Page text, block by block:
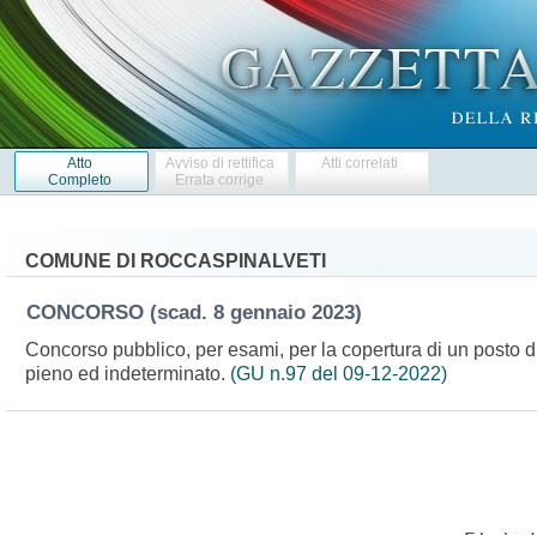
Atto
Completo
Avviso di rettifica
Errata corrige
Atti correlati
COMUNE DI ROCCASPINALVETI
CONCORSO (scad. 8 gennaio 2023)
Concorso pubblico, per esami, per la copertura di un posto
pieno ed indeterminato. (GU n.97 del 09-12-2022)